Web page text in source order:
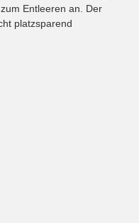
Entleeren an. Der
platzsparend